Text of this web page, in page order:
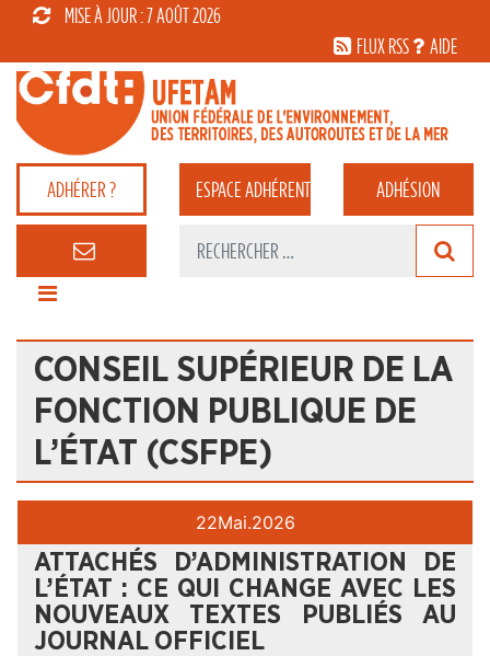
MISE À JOUR : 7 AOÛT 2026
FLUX RSS
AIDE
ADHÉRER ? ESPACEADHÉRENT ADHÉSION
CONSEIL SUPÉRIEUR DE LA
FONCTION PUBLIQUE DE
L’ÉTAT (CSFPE)
22Mai.2026
ATTACHÉS D’ADMINISTRATION DE
L’ÉTAT : CE QUI CHANGE AVEC LES
NOUVEAUX TEXTES PUBLIÉS AU
JOURNAL OFFICIEL